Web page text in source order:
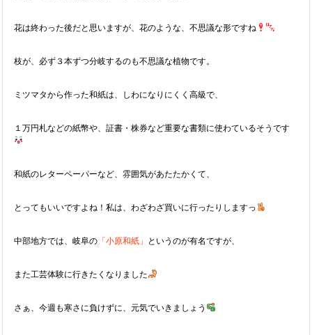
花は終わった後だと思いますが、花のような、不思議な形ですね
枝が、必ず３本ずつ分岐するのも不思議な植物です。
ミツマタから作った和紙は、しわになりにくく高級で、
１万円札などの紙幣や、証書・株券など重要な書類に使わているそうです
和紙のレターペーパーなど、雰囲気があたたかくて、
とってもいいですよね！私は、わざわざ買いに行ったりしますっ
中部地方では、岐阜の 「小原和紙」 というのが有名ですが、
また工芸体験に行きたくなりました
さぁ、今週も寒さに負けずに、元気でいきましょう